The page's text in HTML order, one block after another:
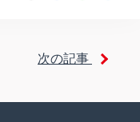
次の記事